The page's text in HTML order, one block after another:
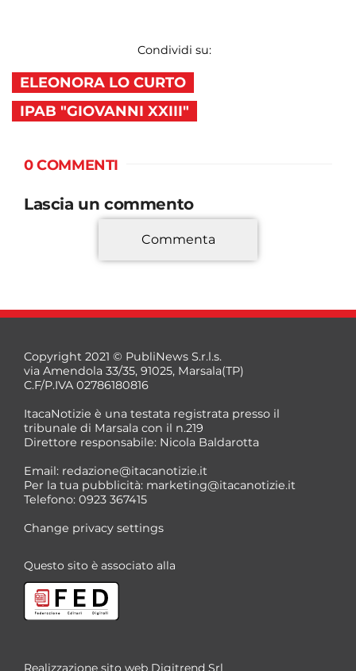
Condividi su:
ELEONORA LO CURTO
IPAB "GIOVANNI XXIII"
0 COMMENTI
Lascia un commento
*
*
Commenta
Copyright 2021 © PubliNews S.r.l.s.
via Amendola 33/35, 91025, Marsala(TP)
C.F/P.IVA 02786180816
ItacaNotizie è una testata registrata presso il
tribunale di Marsala con il n.219
Direttore responsabile: Nicola Baldarotta
Email: redazione@itacanotizie.it
Per la tua pubblicità: marketing@itacanotizie.it
Telefono: 0923 367415
Change privacy settings
Questo sito è associato alla
Realizzazione sito web Digitrend Srl